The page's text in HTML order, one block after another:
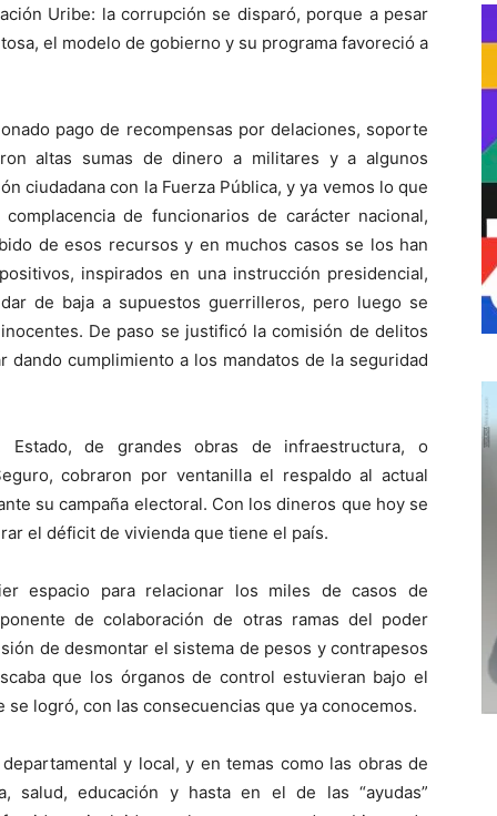
Uribe: la corrupción se disparó, porque a pesar
el modelo de gobierno y su programa favoreció a
pago de recompensas por delaciones, soporte
altas sumas de dinero a militares y a algunos
ciudadana con la Fuerza Pública, y ya vemos lo que
de funcionarios de carácter nacional,
de esos recursos y en muchos casos se los han
inspirados en una instrucción presidencial,
de baja a supuestos guerrilleros, pero luego se
De paso se justificó la comisión de delitos
cumplimiento a los mandatos de la seguridad
de grandes obras de infraestructura, o
cobraron por ventanilla el respaldo al actual
su campaña electoral. Con los dineros que hoy se
el déficit de vivienda que tiene el país.
espacio para relacionar los miles de casos de
de colaboración de otras ramas del poder
de desmontar el sistema de pesos y contrapesos
que los órganos de control estuvieran bajo el
logró, con las consecuencias que ya conocemos.
y local, y en temas como las obras de
salud, educación y hasta en el de las “ayudas”